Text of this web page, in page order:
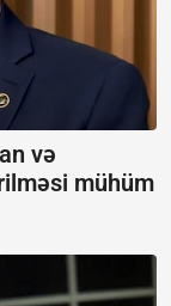
və
mühüm